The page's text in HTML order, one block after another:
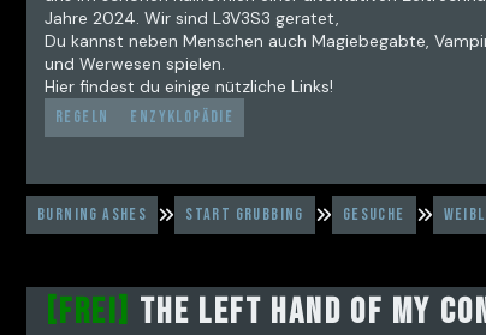
Jahre 2024. Wir sind L3V3S3 geratet,
Du kannst neben Menschen auch Magiebegabte,
und Werwesen spielen.
Hier findest du einige nützliche Links!
Regeln Enzyklopädie
Burning Ashes Start Grubbing Gesuche
[FREI] THE LEFT HAND OF MY